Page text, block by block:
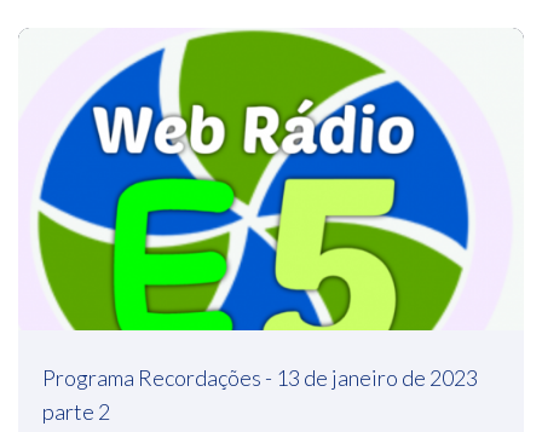
Programa Recordações - 13 de janeiro de 2023
parte 2